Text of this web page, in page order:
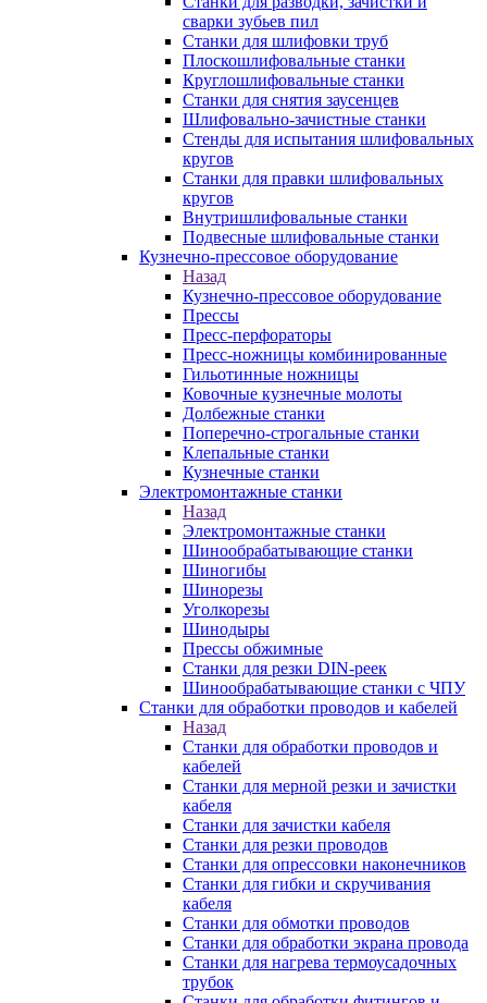
сварки зубьев пил
Станки для шлифовки труб
Плоскошлифовальные станки
Круглошлифовальные станки
Станки для снятия заусенцев
Шлифовально-зачистные станки
Стенды для испытания шлифовальных
кругов
Станки для правки шлифовальных
кругов
Внутришлифовальные станки
Подвесные шлифовальные станки
Кузнечно-прессовое оборудование
Назад
Кузнечно-прессовое оборудование
Прессы
Пресс-перфораторы
Пресс-ножницы комбинированные
Гильотинные ножницы
Ковочные кузнечные молоты
Долбежные станки
Поперечно-строгальные станки
Клепальные станки
Кузнечные станки
Электромонтажные станки
Назад
Электромонтажные станки
Шинообрабатывающие станки
Шиногибы
Шинорезы
Уголкорезы
Шинодыры
Прессы обжимные
Станки для резки DIN-реек
Шинообрабатывающие станки с ЧПУ
Станки для обработки проводов и кабелей
Назад
Станки для обработки проводов и
кабелей
Станки для мерной резки и зачистки
кабеля
Станки для зачистки кабеля
Станки для резки проводов
Станки для опрессовки наконечников
Станки для гибки и скручивания
кабеля
Станки для обмотки проводов
Станки для обработки экрана провода
Станки для нагрева термоусадочных
трубок